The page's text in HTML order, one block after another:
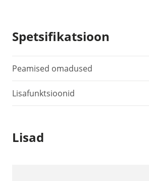
Spetsifikatsioon
Peamised omadused
Lisafunktsioonid
Lisad